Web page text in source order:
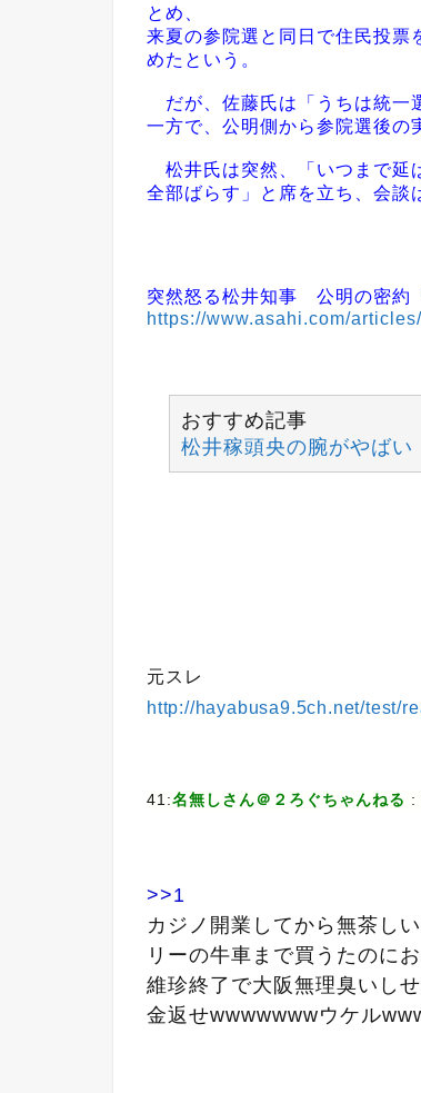
とめ、
来夏の参院選と同日で住民投票
めたという。
だが、佐藤氏は「うちは統一
一方で、公明側から参院選後の
松井氏は突然、「いつまで延
全部ばらす」と席を立ち、会談
突然怒る松井知事 公明の密約
https://www.asahi.com/
おすすめ記事
松井稼頭央の腕がやばい
元スレ
http://hayabusa9.5ch.net/test/
41:名無しさん＠２ろぐちゃんねる :
>>1
カジノ開業してから無茶し
リーの牛車まで買うたのに
維珍終了で大阪無理臭いし
金返せwwwwwwwウケル